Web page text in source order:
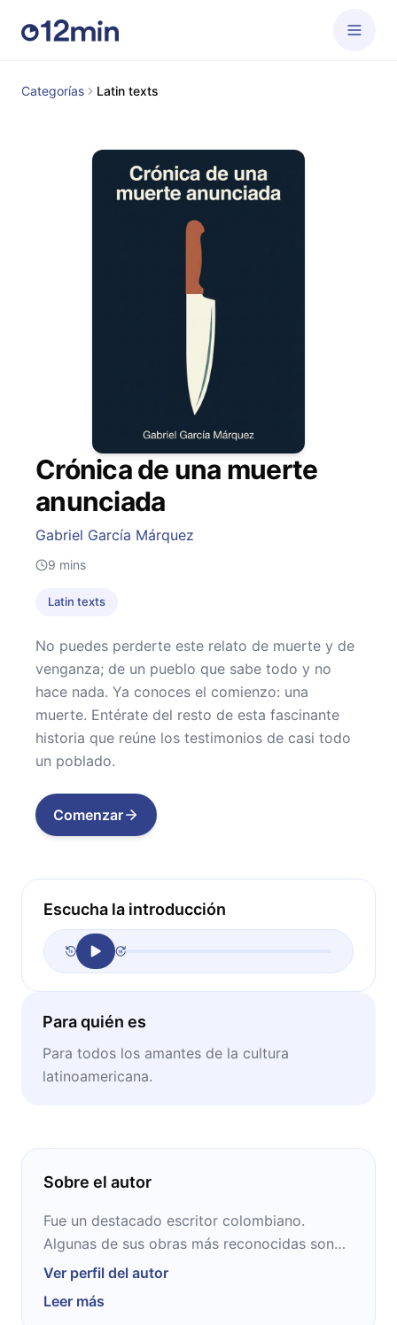
Categorías Latin texts
Crónica de una muerte
anunciada
Gabriel García Márquez
9 mins
Latin texts
No puedes perderte este relato de muerte y de
venganza; de un pueblo que sabe todo y no
hace nada. Ya conoces el comienzo: una
muerte. Entérate del resto de esta fascinante
historia que reúne los testimonios de casi todo
un poblado.
Comenzar
Escucha la introducción
Para quién es
Para todos los amantes de la cultura
latinoamericana.
Sobre el autor
Fue un destacado escritor colombiano.
Algunas de sus obras más reconocidas son
“Cien años de soledad” (1967), “Crónica de
los tiempos del cólera” (1985). En el año
Ver perfil del autor
Leer más